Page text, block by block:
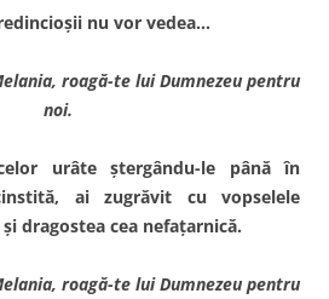
nu vor vedea…
roagă-te lui Dumnezeu pentru
noi.
urâte ştergându-le până în
ai zugrăvit cu vopselele
dragostea cea nefaţarnică.
roagă-te lui Dumnezeu pentru